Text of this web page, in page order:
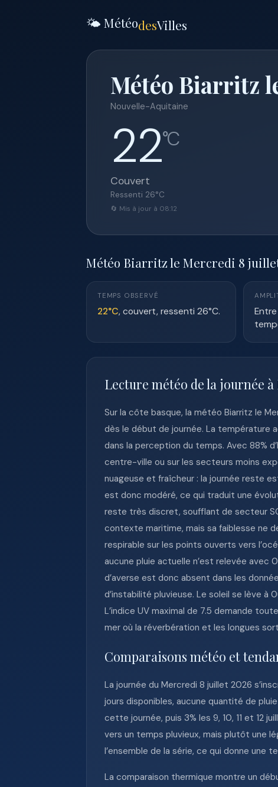
🌤️ MétéodesVilles
Météo Biarritz
Nouvelle-Aquitaine
22°C
Couvert
Ressenti 26°C
🔄 Mis à jour à 08:12
Météo Biarritz le Mercredi 8 juillet
TEMPS OBSERVÉ
22°C, couvert, ressenti 26°C. Entre
Lecture météo de la journée
Sur la côte basque, la météo Biarritz le
dès le début de journée. La température
dans la perception du temps. Avec 88%
centre-ville ou sur les secteurs moins
nuageuse et fraîcheur : la journée reste
est donc modéré, ce qui traduit une
reste très discret, soufflant de secteur
contexte maritime, mais sa faiblesse ne
respirable sur les points ouverts vers
aucune pluie actuelle n’est relevée avec
d’averse est donc absent dans les
d’instabilité pluvieuse. Le soleil se lève à
L’indice UV maximal de 7.5 demande
mer où la réverbération et les longues
Comparaisons météo et
La journée du Mercredi 8 juillet 2026
jours disponibles, aucune quantité de
cette journée, puis 3% les 9, 10, 11 et 12
vers un temps pluvieux, mais plutôt une
l’ensemble de la série, ce qui donne
La comparaison thermique montre un